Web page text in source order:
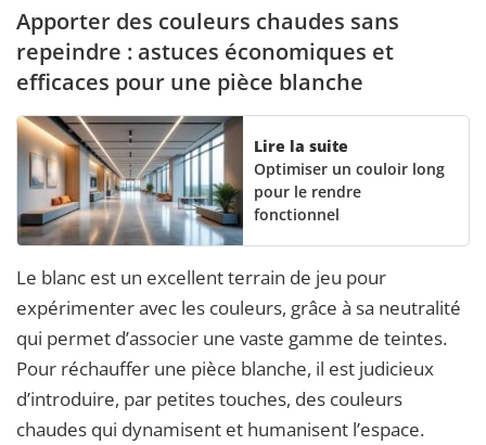
Apporter des couleurs chaudes sans
repeindre : astuces économiques et
efficaces pour une pièce blanche
Lire la suite
Optimiser un couloir long
pour le rendre
fonctionnel
Le blanc est un excellent terrain de jeu pour
expérimenter avec les couleurs, grâce à sa neutralité
qui permet d’associer une vaste gamme de teintes.
Pour réchauffer une pièce blanche, il est judicieux
d’introduire, par petites touches, des couleurs
chaudes qui dynamisent et humanisent l’espace.